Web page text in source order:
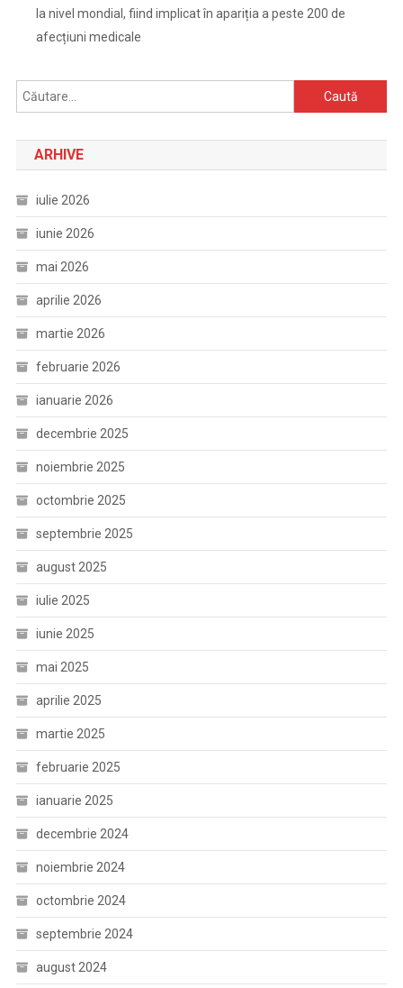
la nivel mondial, fiind implicat în apariția a peste 200 de
afecțiuni medicale
Caută
după:
ARHIVE
iulie 2026
iunie 2026
mai 2026
aprilie 2026
martie 2026
februarie 2026
ianuarie 2026
decembrie 2025
noiembrie 2025
octombrie 2025
septembrie 2025
august 2025
iulie 2025
iunie 2025
mai 2025
aprilie 2025
martie 2025
februarie 2025
ianuarie 2025
decembrie 2024
noiembrie 2024
octombrie 2024
septembrie 2024
august 2024